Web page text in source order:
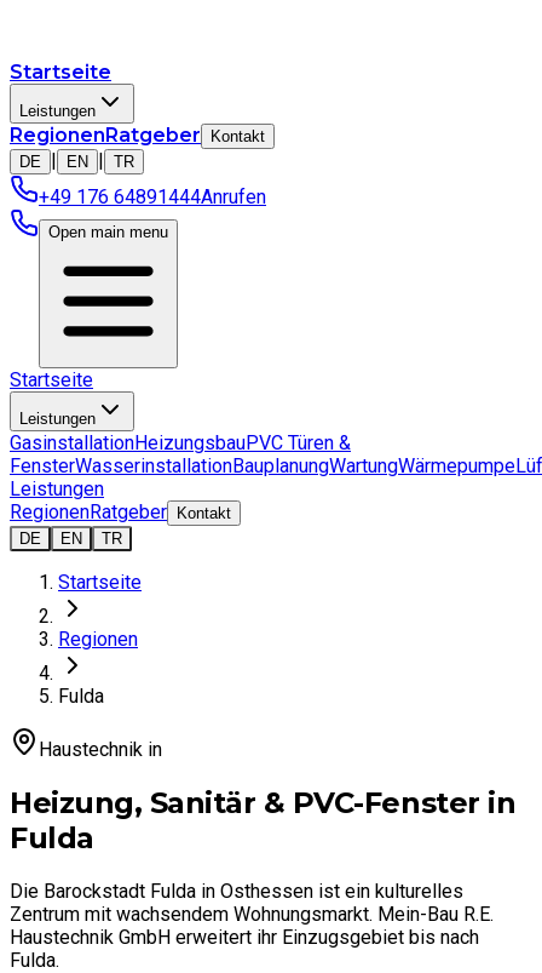
Startseite
Leistungen
RegionenRatgeber
Kontakt
DE | EN | TR
+49 176 64891444Anrufen
Open main menu
Startseite
Leistungen
GasinstallationHeizungsbauPVC Türen &
FensterWasserinstallationBauplanungWartungWärmepumpe
Leistungen
RegionenRatgeber
Kontakt
DE
EN TR
Startseite
Regionen
Fulda
Haustechnik in
Heizung, Sanitär & PVC-Fenster in
Fulda
Die Barockstadt Fulda in Osthessen ist ein kulturelles
Zentrum mit wachsendem Wohnungsmarkt. Mein-Bau R.E.
Haustechnik GmbH erweitert ihr Einzugsgebiet bis nach
Fulda.